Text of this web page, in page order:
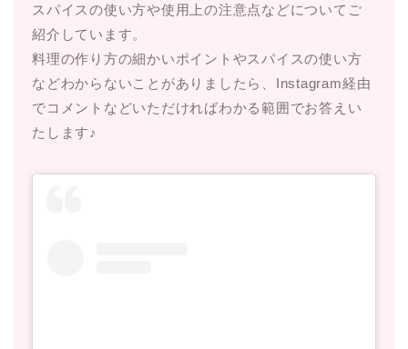
スパイスの使い方や使用上の注意点などについてご
紹介しています。
料理の作り方の細かいポイントやスパイスの使い方
などわからないことがありましたら、Instagram経由
でコメントなどいただければわかる範囲でお答えい
たします♪